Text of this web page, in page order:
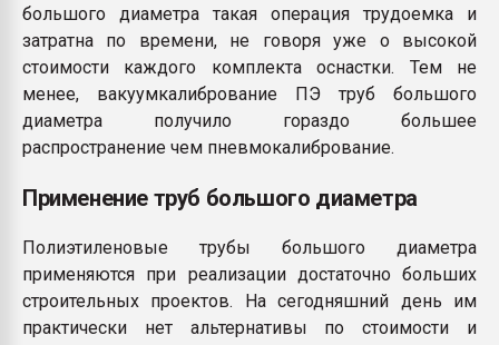
большого диаметра такая операция трудоемка и
затратна по времени, не говоря уже о высокой
стоимости каждого комплекта оснастки. Тем не
менее, вакуумкалибрование ПЭ труб большого
диаметра получило гораздо большее
распространение чем пневмокалибрование.
Применение труб большого диаметра
Полиэтиленовые трубы большого диаметра
применяются при реализации достаточно больших
строительных проектов. На сегодняшний день им
практически нет альтернативы по стоимости и